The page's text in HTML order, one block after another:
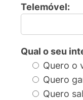
Telemóvel:
Qual o seu
Quero o
Quero
Quero